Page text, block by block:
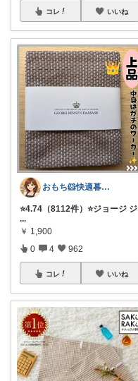
コレ いいね
おもち🐹快適暮らし🌸オリ写🪴
⭐️4.74（8112件）⭐️ジョージ ジ
...
￥ 1,900
0 4 962
コレ いいね